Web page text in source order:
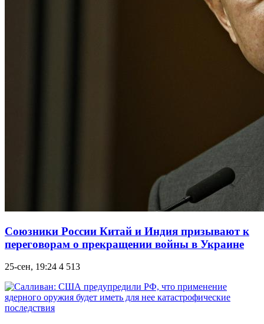
Союзники России Китай и Индия призывают к
переговорам о прекращении войны в Украине
25-сен, 19:24 4 513